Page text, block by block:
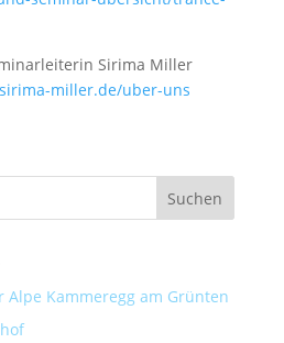
Sirima Miller
miller.de/uber-uns
Alpe Kammeregg am Grünten